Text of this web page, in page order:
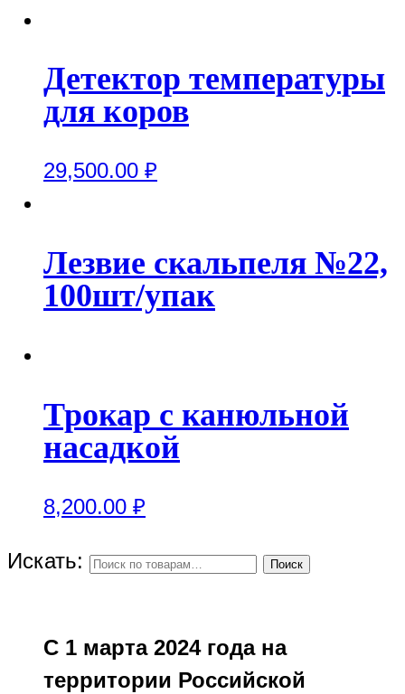
Детектор температуры
для коров
29,500.00 ₽
Лезвие скальпеля №22,
100шт/упак
Трокар с канюльной
насадкой
8,200.00 ₽
Искать: Поиск
С 1 марта 2024 года на
территории Российской